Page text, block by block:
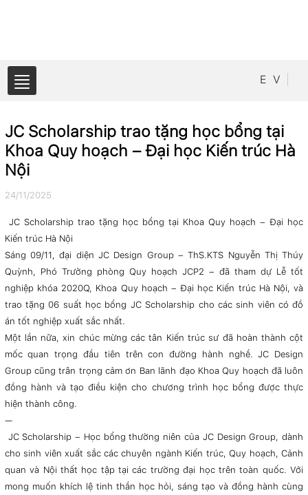
E V
JC Scholarship trao tặng học bổng tại
Khoa Quy hoạch – Đại học Kiến trúc Hà
Nội
24/11/2025
JC Scholarship trao tặng học bổng tại Khoa Quy hoạch – Đại học
Kiến trúc Hà Nội
Sáng 09/11, đại diện JC Design Group – ThS.KTS Nguyễn Thị Thúy
Quỳnh, Phó Trưởng phòng Quy hoạch JCP2 – đã tham dự Lễ tốt
nghiệp khóa 2020Q, Khoa Quy hoạch – Đại học Kiến trúc Hà Nội, và
trao tặng 06 suất học bổng JC Scholarship cho các sinh viên có đồ
án tốt nghiệp xuất sắc nhất.
Một lần nữa, xin chúc mừng các tân Kiến trúc sư đã hoàn thành cột
mốc quan trọng đầu tiên trên con đường hành nghề. JC Design
Group cũng trân trọng cảm ơn Ban lãnh đạo Khoa Quy hoạch đã luôn
đồng hành và tạo điều kiện cho chương trình học bổng được thực
hiện thành công.
—
JC Scholarship – Học bổng thường niên của JC Design Group, dành
cho sinh viên xuất sắc các chuyên ngành Kiến trúc, Quy hoạch, Cảnh
quan và Nội thất học tập tại các trường đại học trên toàn quốc. Với
mong muốn khích lệ tinh thần học hỏi, sáng tạo và đồng hành cùng